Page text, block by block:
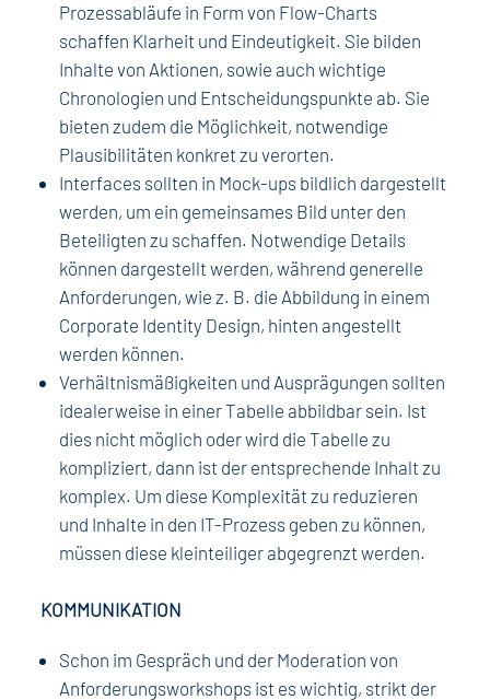
Prozessabläufe in Form von Flow-Charts
schaffen Klarheit und Eindeutigkeit. Sie bilden
Inhalte von Aktionen, sowie auch wichtige
Chronologien und Entscheidungspunkte ab. Sie
bieten zudem die Möglichkeit, notwendige
Plausibilitäten konkret zu verorten.
Interfaces sollten in Mock-ups bildlich dargestellt
werden, um ein gemeinsames Bild unter den
Beteiligten zu schaffen. Notwendige Details
können dargestellt werden, während generelle
Anforderungen, wie z. B. die Abbildung in einem
Corporate Identity Design, hinten angestellt
werden können.
Verhältnismäßigkeiten und Ausprägungen sollten
idealerweise in einer Tabelle abbildbar sein. Ist
dies nicht möglich oder wird die Tabelle zu
kompliziert, dann ist der entsprechende Inhalt zu
komplex. Um diese Komplexität zu reduzieren
und Inhalte in den IT-Prozess geben zu können,
müssen diese kleinteiliger abgegrenzt werden.
KOMMUNIKATION
Schon im Gespräch und der Moderation von
Anforderungsworkshops ist es wichtig, strikt der